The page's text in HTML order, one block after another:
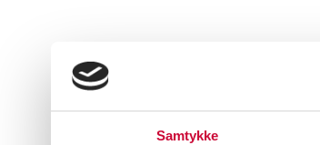
Samtykke